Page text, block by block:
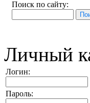
Поиск по сайту:
Личный
Логин:
Пароль: